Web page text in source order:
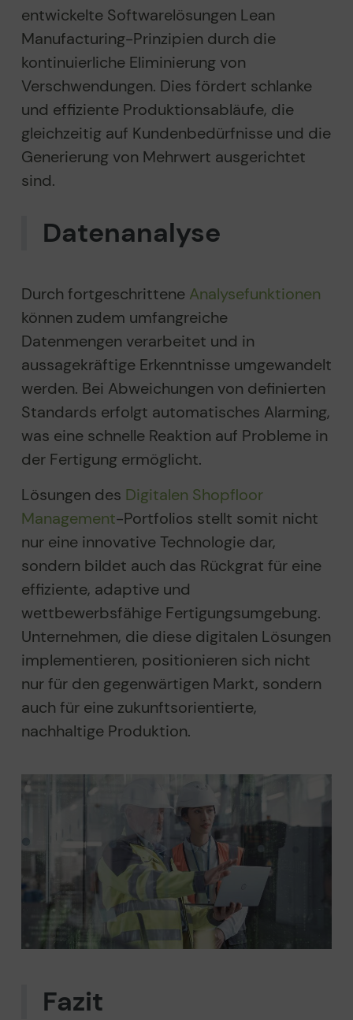
entwickelte Softwarelösungen Lean
Manufacturing-Prinzipien durch die
kontinuierliche Eliminierung von
Verschwendungen. Dies fördert schlanke
und effiziente Produktionsabläufe, die
gleichzeitig auf Kundenbedürfnisse und die
Generierung von Mehrwert ausgerichtet
sind.
Datenanalyse
Durch fortgeschrittene Analysefunktionen
können zudem umfangreiche
Datenmengen verarbeitet und in
aussagekräftige Erkenntnisse umgewandelt
werden. Bei Abweichungen von definierten
Standards erfolgt automatisches Alarming,
was eine schnelle Reaktion auf Probleme in
der Fertigung ermöglicht.
Lösungen des Digitalen Shopfloor
Management-Portfolios stellt somit nicht
nur eine innovative Technologie dar,
sondern bildet auch das Rückgrat für eine
effiziente, adaptive und
wettbewerbsfähige Fertigungsumgebung.
Unternehmen, die diese digitalen Lösungen
implementieren, positionieren sich nicht
nur für den gegenwärtigen Markt, sondern
auch für eine zukunftsorientierte,
nachhaltige Produktion.
Fazit